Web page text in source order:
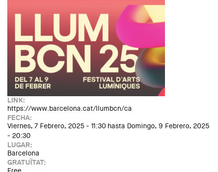
LINK:
https://www.barcelona.cat/llumbcn/ca
FECHA:
Viernes, 7 Febrero, 2025 - 11:30 hasta Domingo, 9 Febrero, 2025
- 20:30
LUGAR:
Barcelona
GRATUÏTAT: